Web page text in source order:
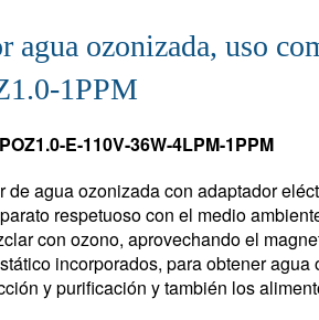
agua ozonizada, uso
1PPM
E-110V-36W-4LPM-1PPM
de agua ozonizada con adaptador
respetuoso con el medio
con ozono, aprovechando el
incorporados, para obtener agua
y purificación y también los